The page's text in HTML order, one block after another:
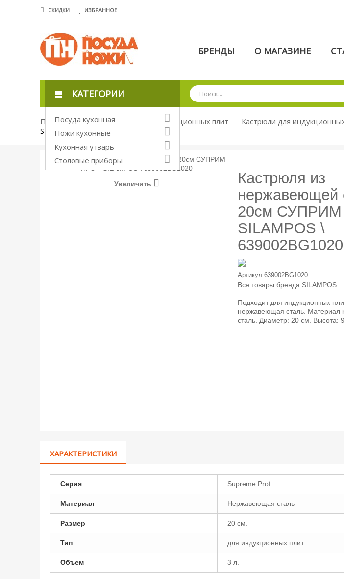
СКИДКИ ИЗБРАННОЕ
БРЕНДЫ О МАГАЗИНЕ
КАТЕГОРИИ
Посуда кухонная
Ножи кухонные
Кухонная утварь
Столовые приборы
Посуда кухонная Посуда для индукционных плит Кастрюли для
SILAMPOS \ 639002BG1020
Увеличить
Кастрюля из
нержавеющей
20см
SILAMPOS \
639002BG1020
Артикул 639002BG1020
Все товары бренда SILAMPOS
Подходит для индукционных
нержавеющая сталь.
сталь. Диаметр: 20 см. Высота:
ХАРАКТЕРИСТИКИ
Серия Supreme Prof
Материал Нержавеющая сталь
Размер 20 см.
Тип для индукционных плит
Объем 3 л.